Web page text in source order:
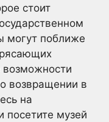
стоит
могут поближе
возможности
возвращении в
на
посетите музей